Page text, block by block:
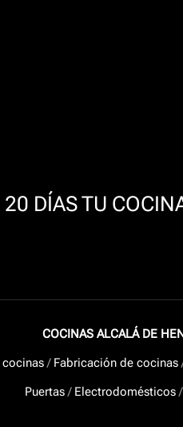
DÍAS TU
COCINAS ALCALÁ DE
cocinas/ Fabricación de cocinas
Puertas/ Electrodomésticos/